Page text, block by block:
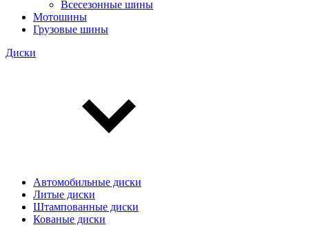
Всесезонные шины
Мотошины
Грузовые шины
Диски
Автомобильные диски
Литые диски
Штампованные диски
Кованые диски